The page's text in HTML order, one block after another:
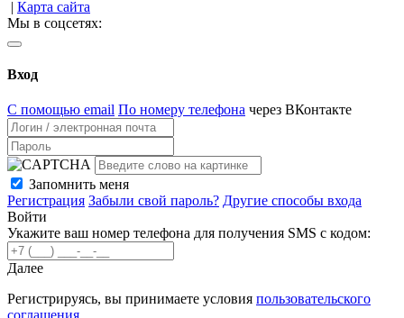
| Карта сайта
Мы в соцсетях:
Вход
С помощью email По номеру телефона через ВКонтакте
Запомнить меня
Регистрация Забыли свой пароль? Другие способы входа
Войти
Укажите ваш номер телефона для получения SMS с кодом:
Далее
Регистрируясь, вы принимаете условия пользовательского